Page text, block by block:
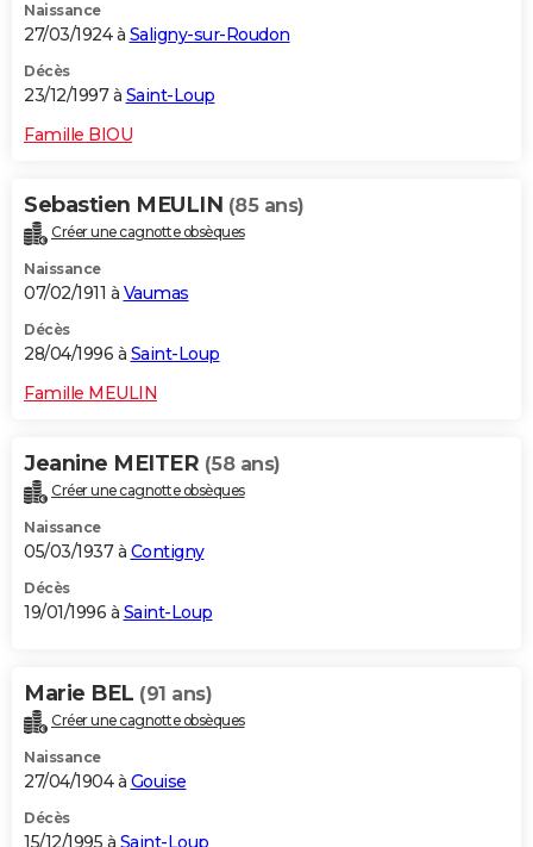
Naissance
27/03/1924 à Saligny-sur-Roudon
Décès
23/12/1997 à Saint-Loup
Famille BIOU
Sebastien MEULIN (85 ans)
Créer une cagnotte obsèques
Naissance
07/02/1911 à Vaumas
Décès
28/04/1996 à Saint-Loup
Famille MEULIN
Jeanine MEITER (58 ans)
Créer une cagnotte obsèques
Naissance
05/03/1937 à Contigny
Décès
19/01/1996 à Saint-Loup
Marie BEL (91 ans)
Créer une cagnotte obsèques
Naissance
27/04/1904 à Gouise
Décès
15/12/1995 à Saint-Loup